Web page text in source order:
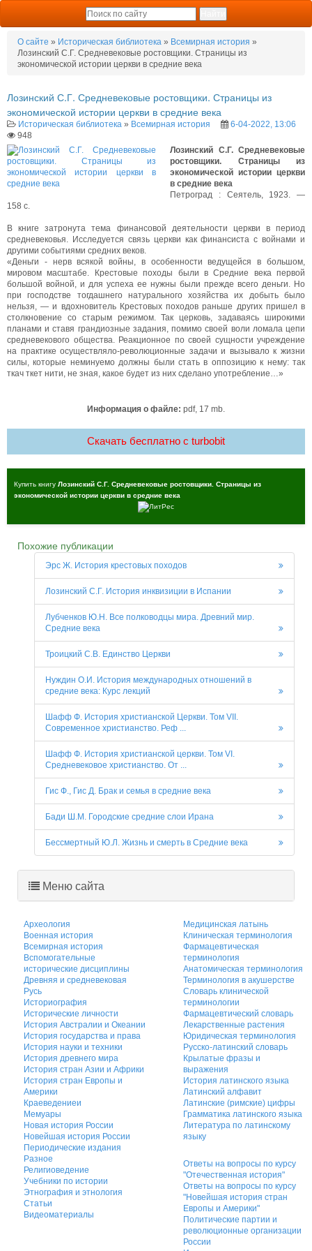
О сайте » Историческая библиотека » Всемирная история »
Лозинский С.Г. Средневековые ростовщики. Страницы из
экономической истории церкви в средние века
Лозинский С.Г. Средневековые ростовщики. Страницы из
экономической истории церкви в средние века
Историческая библиотека » Всемирная история
6-04-2022, 13:06
948
Лозинский С.Г. Средневековые
ростовщики. Страницы из
экономической истории церкви
в средние века
Петроград : Сеятель, 1923. —
158 с.
В книге затронута тема финансовой деятельности церкви в период
средневековья. Исследуется связь церкви как финансиста с войнами и
другими событиями средних веков.
«Деньги - нерв всякой войны, в особенности ведущейся в большом,
мировом масштабе. Крестовые походы были в Средние века первой
большой войной, и для успеха ее нужны были прежде всего деньги. Но
при господстве тогдашнего натурального хозяйства их добыть было
нельзя, — и вдохновитель Крестовых походов раньше других пришел в
столкновение со старым режимом. Так церковь, задаваясь широкими
планами и ставя грандиозные задания, помимо своей воли ломала цепи
средневекового общества. Реакционное по своей сущности учреждение
на практике осуществляло-революционные задачи и вызывало к жизни
силы, которые неминуемо должны были стать в оппозицию к нему: так
ткач ткет нити, не зная, какое будет из них сделано употребление…»
Информация о файле: pdf, 17 mb.
Скачать бесплатно c turbobit
Купить книгу Лозинский С.Г. Средневековые ростовщики. Страницы из
экономической истории церкви в средние века
Похожие публикации
Эрс Ж. История крестовых походов
Лозинский С.Г. История инквизиции в Испании
Лубченков Ю.Н. Все полководцы мира. Древний мир.
Средние века
Троицкий С.В. Единство Церкви
Нуждин О.И. История международных отношений в
средние века: Курс лекций
Шафф Ф. История христианской Церкви. Том VII.
Современное христианство. Реф ...
Шафф Ф. История христианской церкви. Том VI.
Средневековое христианство. От ...
Гис Ф., Гис Д. Брак и семья в средние века
Бади Ш.М. Городские средние слои Ирана
Бессмертный Ю.Л. Жизнь и смерть в Средние века
Меню сайта
Археология
Военная история
Всемирная история
Вспомогательные
исторические дисциплины
Древняя и средневековая
Русь
Историография
Исторические личности
История Австралии и Океании
История государства и права
История науки и техники
История древнего мира
История стран Азии и Африки
История стран Европы и
Америки
Краеведениеи
Мемуары
Новая история России
Новейшая история России
Периодические издания
Разное
Религиоведение
Учебники по истории
Этнография и этнология
Статьи
Видеоматериалы
Медицинская латынь
Клиническая терминология
Фармацевтическая
терминология
Анатомическая терминология
Терминология в акушерстве
Словарь клинической
терминологии
Фармацевтический словарь
Лекарственные растения
Юридическая терминология
Русско-латинский словарь
Крылатые фразы и
выражения
История латинского языка
Латинский алфавит
Латинские (римские) цифры
Грамматика латинского языка
Литература по латинскому
языку
Ответы на вопросы по курсу
"Отечественная история"
Ответы на вопросы по курсу
"Новейшая история стран
Европы и Америки"
Политические партии и
революционные организации
России